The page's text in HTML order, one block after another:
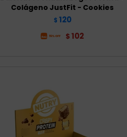
Colágeno JustFit - Cookies
$ 120
$ 102